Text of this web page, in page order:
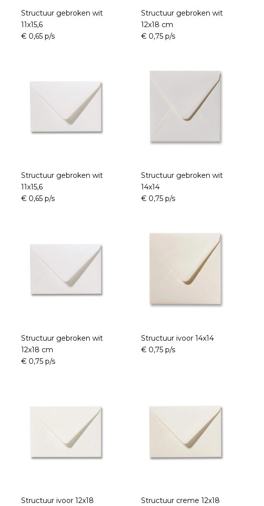
Structuur gebroken wit
11x15,6
€ 0,65 p/s
Structuur gebroken wit
12x18 cm
€ 0,75 p/s
Structuur gebroken wit
11x15,6
€ 0,65 p/s
Structuur gebroken wit
14x14
€ 0,75 p/s
Structuur gebroken wit
12x18 cm
€ 0,75 p/s
Structuur ivoor 14x14
€ 0,75 p/s
Structuur ivoor 12x18
Structuur creme 12x18